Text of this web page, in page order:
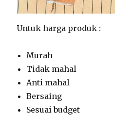
Untuk harga produk :
Murah
Tidak mahal
Anti mahal
Bersaing
Sesuai budget